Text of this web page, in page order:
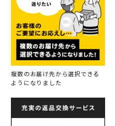
複数のお届け先から選択できる
ようになりました